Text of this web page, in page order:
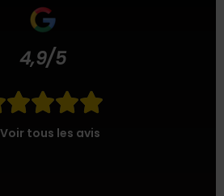
4,9/5

Voir tous les avis